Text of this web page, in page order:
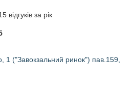
відгуків за рік
1 ("Завокзальний ринок") пав.159,